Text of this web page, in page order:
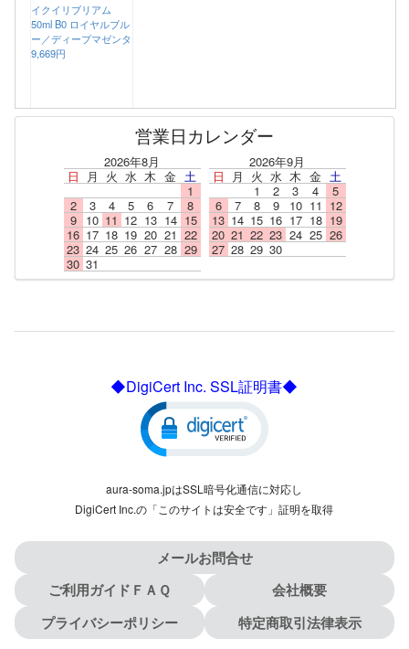
イクイリブリアム
50ml B0 ロイヤルブル
ー／ディープマゼンタ
9,669円
営業日カレンダー
2026年8月
日
月 火 水 木 金 土
1
2
3 4 5 6 7
8
9
10 11 12 13 14 15
16 17 18 19 20 21 22
23 24 25 26 27 28 29
30 31
2026年9月
日
月 火 水 木 金 土
1
2 3 4
5
6
7 8 9 10 11 12
13 14 15 16 17 18 19
20 21 22 23 24 25 26
27 28 29 30
◆DigiCert Inc. SSL証明書◆
aura-soma.jpはSSL暗号化通信に対応し
DigiCert Inc.の「このサイトは安全です」証明を取得
メールお問合せ
ご利用ガイドＦＡＱ
会社概要
プライバシーポリシー
特定商取引法律表示